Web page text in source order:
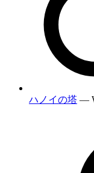
ハノイの塔 —